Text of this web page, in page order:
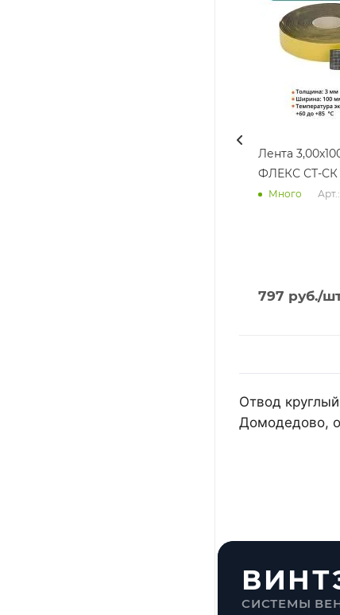
Лента
ФЛЕКС СТ-СК
Много
797 руб./
Отвод
Домодедово,
СИСТЕМЫ